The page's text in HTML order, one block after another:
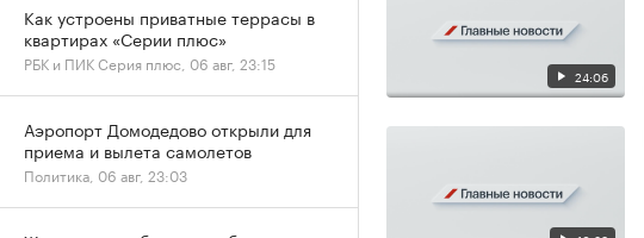
24:06
Как устроены приватные террасы в
квартирах «Серии плюс»
РБК и ПИК Серия плюс, 06 авг, 23:15
Аэропорт Домодедово открыли для
приема и вылета самолетов
Политика, 06 авг, 23:03